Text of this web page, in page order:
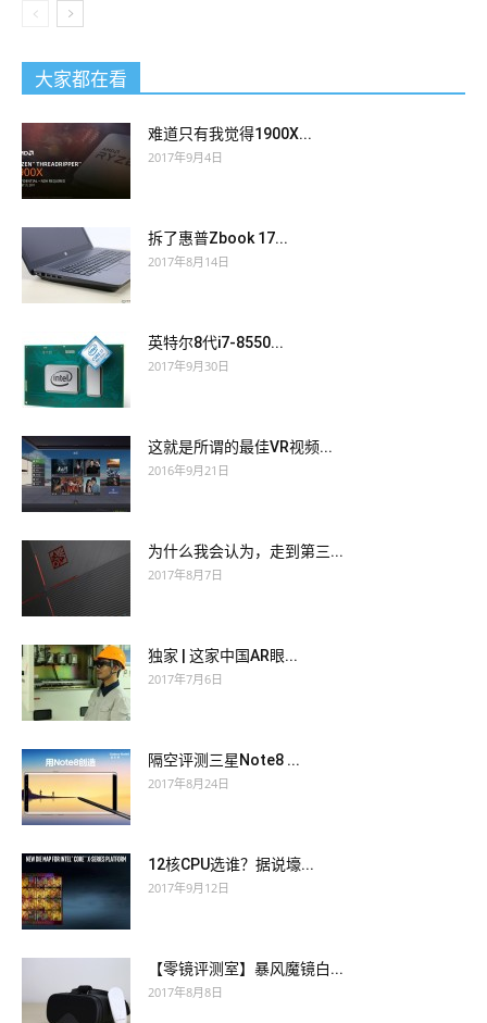
大家都在看
难道只有我觉得1900X...
2017年9月4日
拆了惠普Zbook 17...
2017年8月14日
英特尔8代i7-8550...
2017年9月30日
这就是所谓的最佳VR视频...
2016年9月21日
为什么我会认为，走到第三...
2017年8月7日
独家 | 这家中国AR眼...
2017年7月6日
隔空评测三星Note8 ...
2017年8月24日
12核CPU选谁？据说壕...
2017年9月12日
【零镜评测室】暴风魔镜白...
2017年8月8日